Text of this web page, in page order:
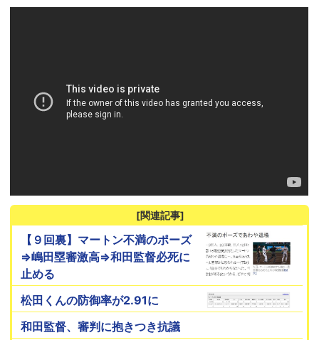
[関連記事]
【９回裏】マートン不満のポーズ
⇒嶋田塁審激高⇒和田監督必死に
止める
松田くんの防御率が2.91に
和田監督、審判に抱きつき抗議